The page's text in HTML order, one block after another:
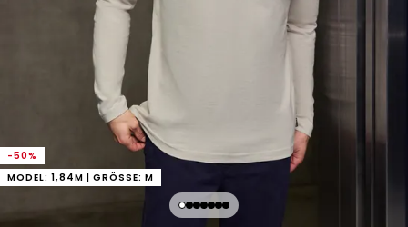
-50%
MODEL: 1,84M | GRÖSSE: M